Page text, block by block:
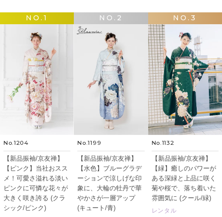
NO.1
No.1204
【新品振袖/京友禅】
【ピンク】当社おスス
メ！可愛さ溢れる淡い
ピンクに可憐な花々が
大きく咲き誇る (クラ
シック/ピンク)
NO.2
No.1199
【新品振袖/京友禅】
【水色】ブルーグラデ
ーションで涼しげな印
象に、大輪の牡丹で華
やかさが一層アップ
(キュート/青)
NO.3
No.1132
【新品振袖/京友禅】
【緑】癒しのパワーが
ある深緑と上品に咲く
菊や桜で、落ち着いた
雰囲気に (クール/緑)
レンタル